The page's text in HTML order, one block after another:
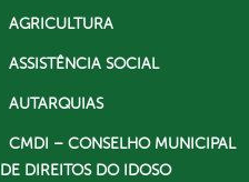
AGRICULTURA
ASSISTÊNCIA SOCIAL
AUTARQUIAS
CMDI – CONSELHO MUNICIPAL
DE DIREITOS DO IDOSO